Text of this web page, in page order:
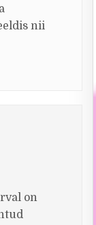
nii
on